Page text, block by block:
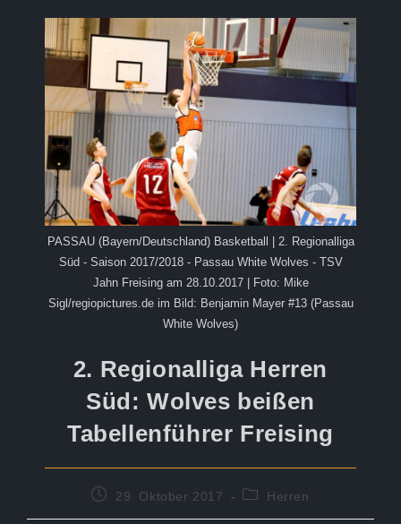
PASSAU (Bayern/Deutschland) Basketball | 2. Regionalliga
Süd - Saison 2017/2018 - Passau White Wolves - TSV
Jahn Freising am 28.10.2017 | Foto: Mike
Sigl/regiopictures.de im Bild: Benjamin Mayer #13 (Passau
White Wolves)
2. Regionalliga Herren
Süd: Wolves beißen
Tabellenführer Freising
Beitrag29. Oktober 2017
Beitrags-
Herren